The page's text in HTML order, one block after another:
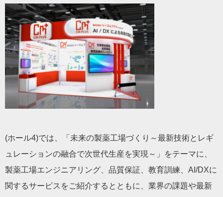
(ホール4)では、「未来の製薬工場づくり～最新技術とレギ
ュレーションの融合で次世代生産を実現～」をテーマに、
製薬工場エンジニアリング、品質保証、教育訓練、AI /DXに
関するサービスをご紹介するとともに、業界の課題や最新